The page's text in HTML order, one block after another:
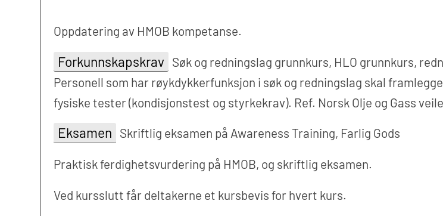
Oppdatering av HMOB kompetanse.
Forkunnskapskrav Søk og redningslag grunnkurs, HLO grunnkurs,
Personell som har røykdykkerfunksjon i søk og redningslag skal
fysiske tester (kondisjonstest og styrkekrav). Ref. Norsk Olje og Gass
Eksamen Skriftlig eksamen på Awareness Training, Farlig Gods
Praktisk ferdighetsvurdering på HMOB, og skriftlig eksamen.
Ved kursslutt får deltakerne et kursbevis for hvert kurs.